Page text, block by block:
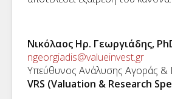
Νικόλαος Ηρ. Γεωργιάδης,
ngeorgiadis@valueinvest.gr
Υπεύθυνος Ανάλυσης Αγοράς
VRS (Valuation & Research